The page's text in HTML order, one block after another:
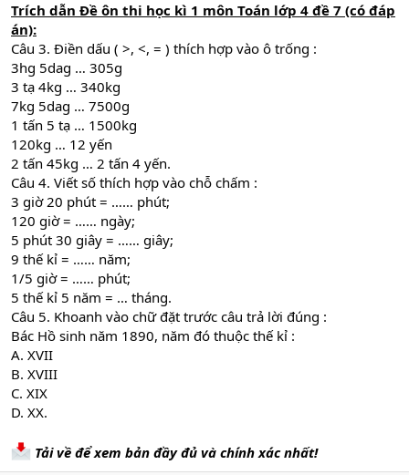
Trích dẫn Đề ôn thi học kì 1 môn Toán lớp 4 đề 7 (có đáp
án):
Câu 3. Điền dấu ( >, <, = ) thích hợp vào ô trống :
3hg 5dag … 305g
3 tạ 4kg … 340kg
7kg 5dag … 7500g
1 tấn 5 tạ … 1500kg
120kg … 12 yến
2 tấn 45kg … 2 tấn 4 yến.
Câu 4. Viết số thích hợp vào chỗ chấm :
3 giờ 20 phút = …… phút;
120 giờ = …… ngày;
5 phút 30 giây = …… giây;
9 thế kỉ = …… năm;
1/5 giờ = …… phút;
5 thế kỉ 5 năm = … tháng.
Câu 5. Khoanh vào chữ đặt trước câu trả lời đúng :
Bác Hồ sinh năm 1890, năm đó thuộc thế kỉ :
A. XVII
B. XVIII
C. XIX
D. XX.
Tải về để xem bản đầy đủ và chính xác nhất!